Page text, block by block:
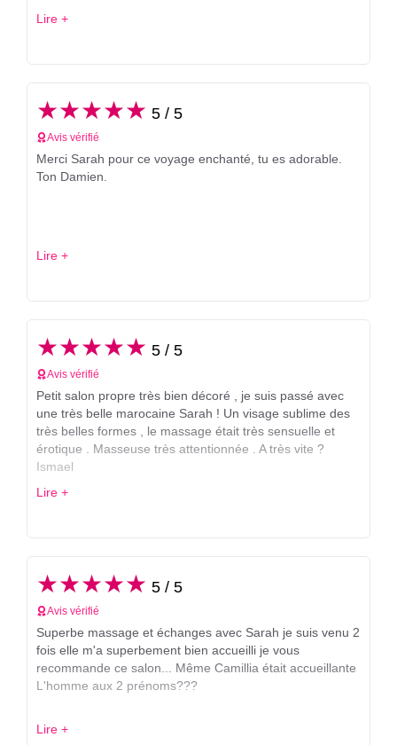
Lire +
★★★★★ 5 / 5
Avis vérifié
Merci Sarah pour ce voyage enchanté, tu es adorable.
Ton Damien.
Lire +
★★★★★ 5 / 5
Avis vérifié
Petit salon propre très bien décoré , je suis passé avec
une très belle marocaine Sarah ! Un visage sublime des
très belles formes , le massage était très sensuelle et
érotique . Masseuse très attentionnée . A très vite ?
Ismael
Lire +
★★★★★ 5 / 5
Avis vérifié
Superbe massage et échanges avec Sarah je suis venu 2
fois elle m'a superbement bien accueilli je vous
recommande ce salon... Même Camillia était accueillante
L'homme aux 2 prénoms???
Lire +